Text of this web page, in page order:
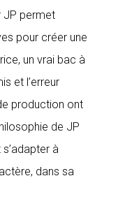
JP permet
pour créer une
un vrai bac à
et l’erreur
production ont
de JP
à
dans sa